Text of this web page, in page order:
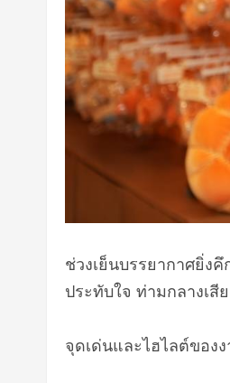
ช่วงเย็นบรรยากาศยิ่ง
ประทับใจ ท่ามกลางเสี
จุดเด่นและไฮไลต์ของ